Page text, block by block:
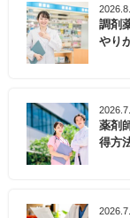
調剤
やり
薬剤
得方